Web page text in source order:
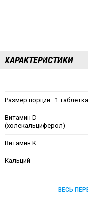
ХАРАКТЕРИСТИКИ
Размер порции : 1 таблетка
Витамин D
(холекальциферол)
Витамин K
Кальций
ВЕСЬ